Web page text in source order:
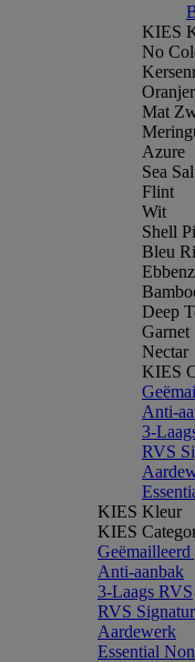
KIES
No
Mat
Azure
Sea
Flint
Wit
Shell
Bleu
Deep
Garnet
Nectar
KIES
Anti-
3-
RVS
KIES Kleur
KIES
Anti-aanbak
3-Laags RVS
RVS
Aardewerk
Essential